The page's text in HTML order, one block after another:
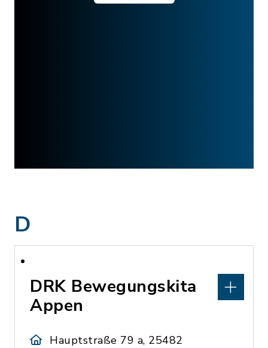
D
DRK Bewegungskita
Appen
Hauptstraße 79 a, 25482